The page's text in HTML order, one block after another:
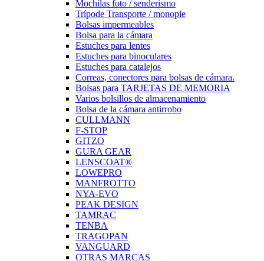
Mochilas foto / senderismo
Trípode Transporte / monopie
Bolsas impermeables
Bolsa para la cámara
Estuches para lentes
Estuches para binoculares
Estuches para catalejos
Correas, conectores para bolsas de cámara.
Bolsas para TARJETAS DE MEMORIA
Varios bolsillos de almacenamiento
Bolsa de la cámara antirrobo
CULLMANN
F-STOP
GITZO
GURA GEAR
LENSCOAT®
LOWEPRO
MANFROTTO
NYA-EVO
PEAK DESIGN
TAMRAC
TENBA
TRAGOPAN
VANGUARD
OTRAS MARCAS